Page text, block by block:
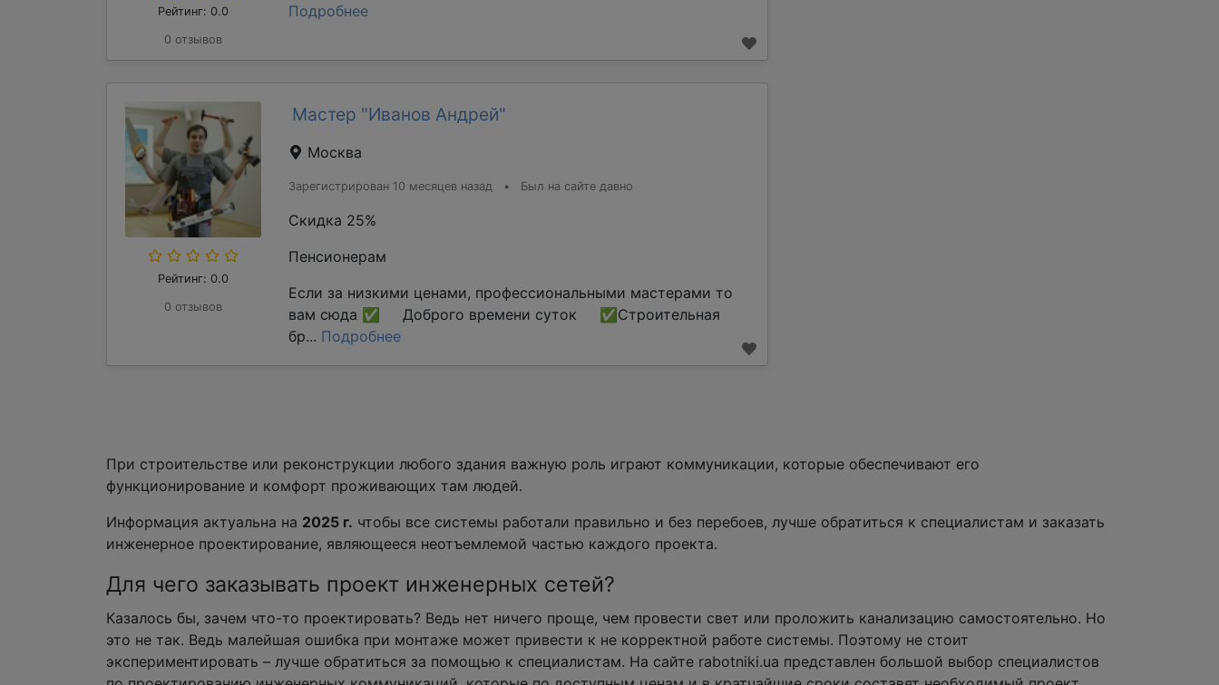
Рейтинг: 0.0
0 отзывов
Подробнее
Рейтинг: 0.0
0 отзывов
Мастер "Иванов Андрей"
Москва
Зарегистрирован 10 месяцев назад • Был на сайте давно
Скидка 25%
Пенсионерам
Если за низкими ценами, профессиональными мастерами то
вам сюда ✅ Доброго времени суток ✅Строительная
бр... Подробнее
При строительстве или реконструкции любого здания важную роль играют коммуникации, которые обеспечивают его
функционирование и комфорт проживающих там людей.
Информация актуальна на 2025 г. чтобы все системы работали правильно и без перебоев, лучше обратиться к специалистам и заказать
инженерное проектирование, являющееся неотъемлемой частью каждого проекта.
Для чего заказывать проект инженерных сетей?
Казалось бы, зачем что-то проектировать? Ведь нет ничего проще, чем провести свет или проложить канализацию самостоятельно. Но
это не так. Ведь малейшая ошибка при монтаже может привести к не корректной работе системы. Поэтому не стоит
экспериментировать – лучше обратиться за помощью к специалистам. На сайте rabotniki.ua представлен большой выбор специалистов